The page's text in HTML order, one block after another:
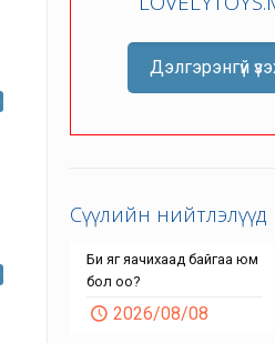
Дэлгэрэнгүй
Сүүлийн нийтлэлүүд
Би яг яачихаад байгаа юм
бол оо?
2026/08/08